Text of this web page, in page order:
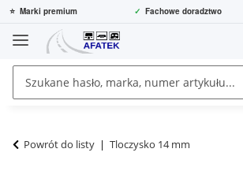
⭐ Marki premium ✓ Fachowe doradztwo
Powrót do listy Tloczysko 14 mm